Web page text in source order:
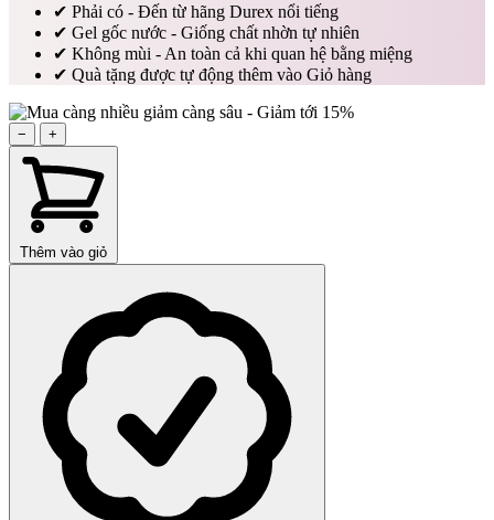
✔ Phải có - Đến từ hãng Durex nổi tiếng
✔ Gel gốc nước - Giống chất nhờn tự nhiên
✔ Không mùi - An toàn cả khi quan hệ bằng miệng
✔ Quà tặng được tự động thêm vào Giỏ hàng
− +
Thêm vào giỏ